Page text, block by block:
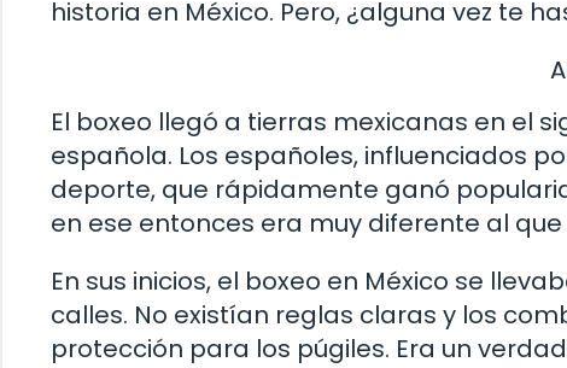
historia en México. Pero, ¿alguna vez te
El boxeo llegó a tierras mexicanas en el
española. Los españoles, influenciados
deporte, que rápidamente ganó
en ese entonces era muy diferente al
En sus inicios, el boxeo en México se
calles. No existían reglas claras y los
protección para los púgiles. Era un